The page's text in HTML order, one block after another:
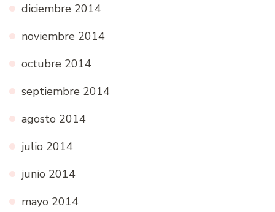
diciembre 2014
noviembre 2014
octubre 2014
septiembre 2014
agosto 2014
julio 2014
junio 2014
mayo 2014